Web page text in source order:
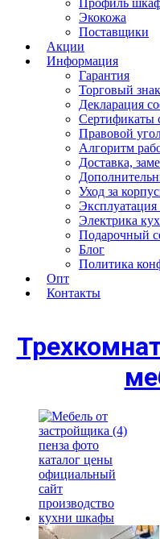
Профиль
Экокожа
Поставщики
Акции
Информация
Гарантия
Торговый знак
Декларация
Сертификаты
Правовой
Алгоритм
Доставка,
Уход за
Электрика
Подарочный
Блог
Политика
Опт
Контакты